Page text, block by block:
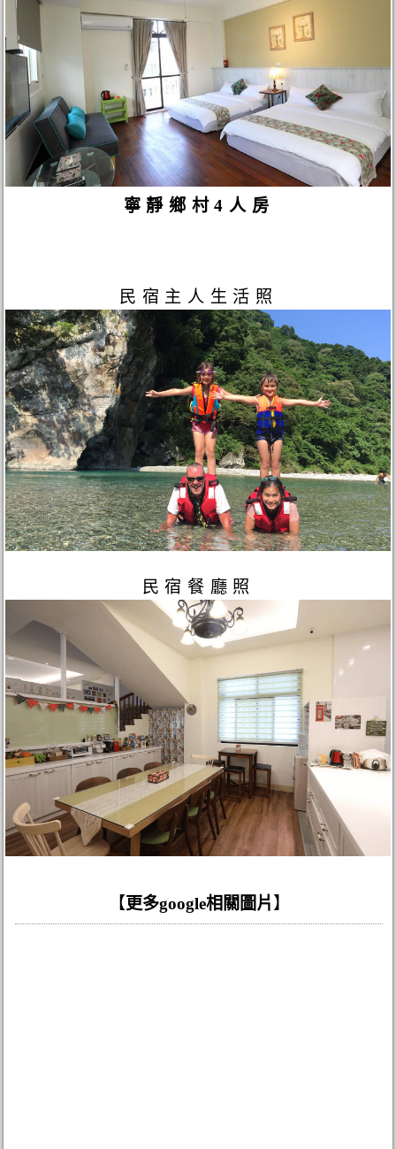
寧靜鄉村4人房
民宿主人生活照
民宿餐廳照
【更多google相關圖片】